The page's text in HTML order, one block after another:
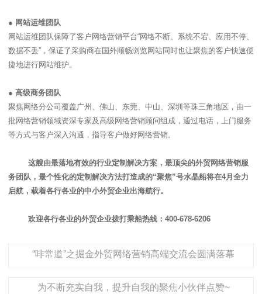
● 网站运维团队
网站运维团队保障了客户网络营销平台“网络不断、系统不宕、应用不停、
数据不丢”，保证了采购商在国外顺畅浏览网站同时也让聚焦的客户快速便
捷地进行网站维护。
● 高级商务团队
聚焦网络分公司覆盖广州、佛山、东莞、中山、深圳等珠三角地区，由一
批网络营销领域资深专家及高级网络营销顾问组成，通过电话，上门服务
等方式与客户深入沟通，指导客户做好网络营销。
这艘由最落地有效的行业定制解决方案，最顶尖的外贸网络营销服
务团队，最个性化的定制解决方法打造成的“聚焦”号水晶船将在4月全力
启航，载着各行各业的中小外贸企业出海航行。
欢迎各行各业的外贸企业拨打乘船热线：400-678-6206
“啡常道”之掘金外贸网络营销高端交流会圆满落幕
为不断充实自我，提升自我的聚焦小伙伴点赞~